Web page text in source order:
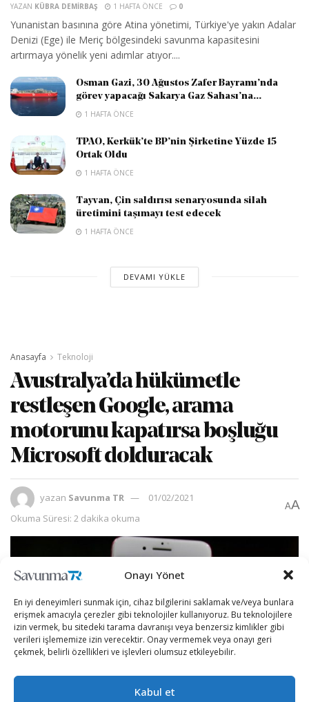
Onayı Yönet
En iyi deneyimleri sunmak için, cihaz bilgilerini saklamak ve/veya bunlara
erişmek amacıyla çerezler gibi teknolojiler kullanıyoruz. Bu teknolojilere
izin vermek, bu sitedeki tarama davranışı veya benzersiz kimlikler gibi
verileri işlememize izin verecektir. Onay vermemek veya onayı geri
çekmek, belirli özellikleri ve işlevleri olumsuz etkileyebilir.
Kabul et
YAZAN KÜBRA DEMIRBAŞ 1 HAFTA ÖNCE 0
Yunanistan basınına göre Atina yönetimi, Türkiye'ye yakın Adalar
Denizi (Ege) ile Meriç bölgesindeki savunma kapasitesini
artırmaya yönelik yeni adımlar atıyor....
Osman Gazi, 30 Ağustos Zafer Bayramı’nda
görev yapacağı Sakarya Gaz Sahası’na...
1 HAFTA ÖNCE
TPAO, Kerkük’te BP’nin Şirketine Yüzde 15
Ortak Oldu
1 HAFTA ÖNCE
Tayvan, Çin saldırısı senaryosunda silah
üretimini taşımayı test edecek
1 HAFTA ÖNCE
DEVAMI YÜKLE
Anasayfa Teknoloji
Avustralya’da hükümetle
restleşen Google, arama
motorunu kapatırsa boşluğu
Microsoft dolduracak
yazan Savunma TR
01/02/2021
Okuma Süresi: 2 dakika okuma
AA